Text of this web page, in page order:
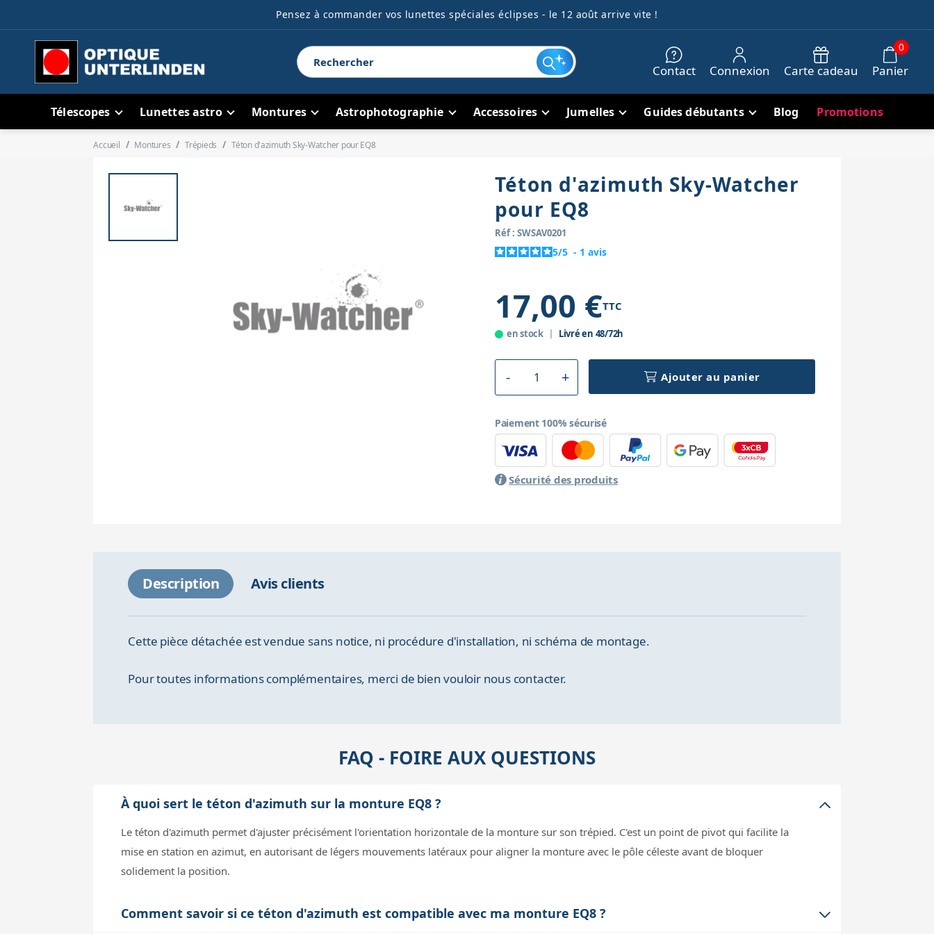
Pensez à commander vos lunettes spéciales éclipses - le 12 août arrive vite !
Contact Connexion Carte cadeau Panier
0
Télescopes Lunettes astro Montures Astrophotographie Accessoires Jumelles Guides débutants Blog Promotions
Accueil Montures Trépieds Téton d'azimuth Sky-Watcher pour EQ8
Téton d'azimuth Sky-Watcher
pour EQ8
Réf : SWSAV0201
5/5 - 1 avis
17,00 €TTC
en stock Livré en 48/72h
Ajouter au panier
Paiement 100% sécurisé
Sécurité des produits
Description Avis clients
Cette pièce détachée est vendue sans notice, ni procédure d'installation, ni schéma de montage.
Pour toutes informations complémentaires, merci de bien vouloir nous contacter.
FAQ - FOIRE AUX QUESTIONS
À quoi sert le téton d'azimuth sur la monture EQ8 ?
Le téton d'azimuth permet d'ajuster précisément l'orientation horizontale de la monture sur son trépied. C'est un point de pivot qui facilite la
mise en station en azimut, en autorisant de légers mouvements latéraux pour aligner la monture avec le pôle céleste avant de bloquer
solidement la position.
Comment savoir si ce téton d'azimuth est compatible avec ma monture EQ8 ?